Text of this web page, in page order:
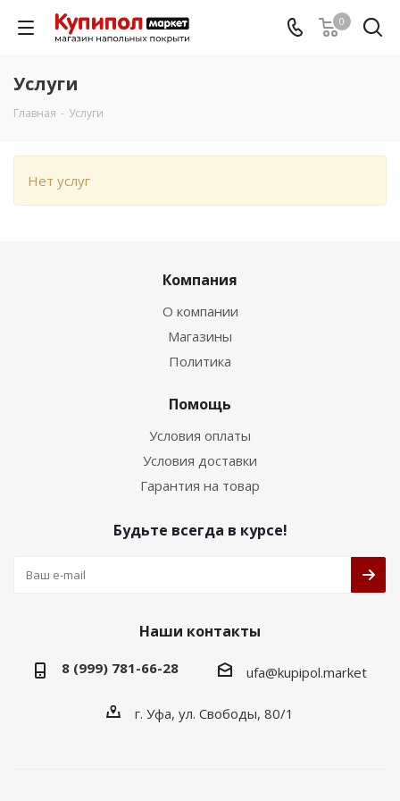
0
Услуги
Главная - Услуги
Нет услуг
Компания
О компании
Магазины
Политика
Помощь
Условия оплаты
Условия доставки
Гарантия на товар
Будьте всегда в курсе!
Наши контакты
8 (999) 781-66-28 ufa@kupipol.market
г. Уфа, ул. Свободы, 80/1